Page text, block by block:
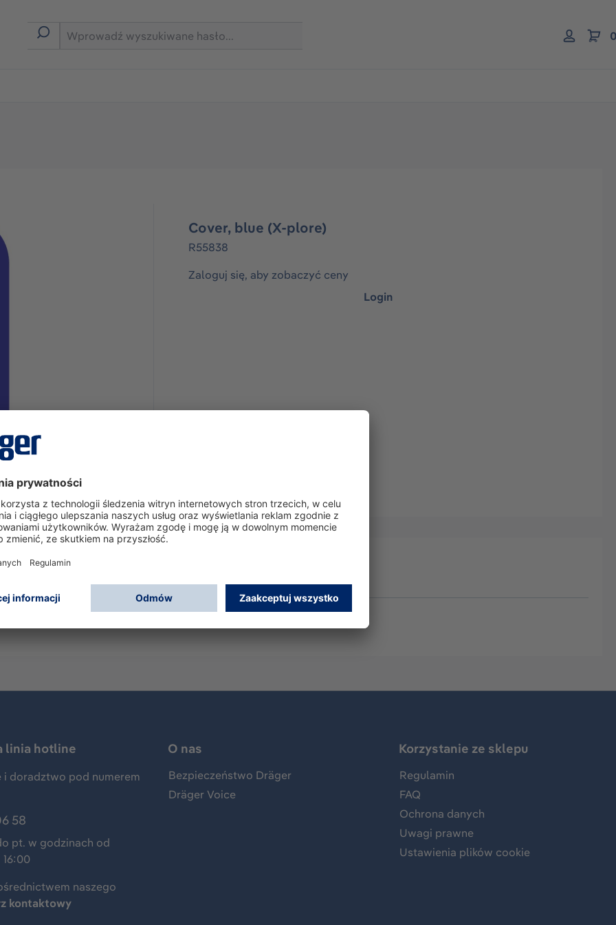
Cover, blue (X-plore)
R55838
Zaloguj się, aby zobaczyć ceny
Login
linia hotline
i doradztwo pod numerem
58
pt. w godzinach od
naszego
kontaktowy
O nas
Bezpieczeństwo Dräger
Dräger Voice
Korzystanie ze sklepu
Regulamin
FAQ
Ochrona danych
Uwagi prawne
Ustawienia plików cookie